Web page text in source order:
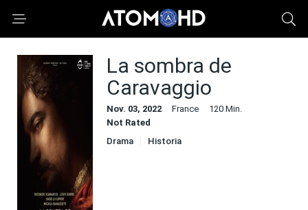
La sombra de
Caravaggio
Nov. 03, 2022 France
120 Min.
Not Rated
Drama
Historia